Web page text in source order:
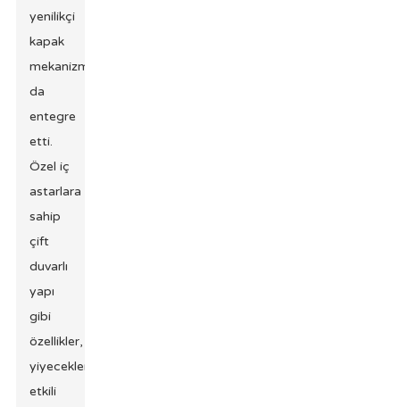
yenilikçi
kapak
mekanizmalarını
da
entegre
etti.
Özel iç
astarlara
sahip
çift
duvarlı
yapı
gibi
özellikler,
yiyecekleri
etkili